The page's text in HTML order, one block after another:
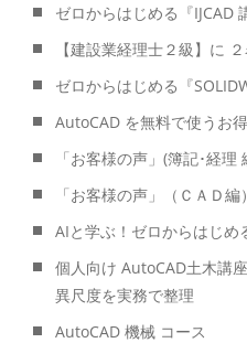
ゼロからはじめる『IJCAD
【建設業経理士２級】に ２
ゼロからはじめる『
AutoCAD を無料で使うお
「お客様の声」(簿記･経理
「お客様の声」（ＣＡＤ編）
AIと学ぶ！ゼロからはじめ
個人向け AutoCAD土木講
異尺度を実務で整理
AutoCAD 機械 コース